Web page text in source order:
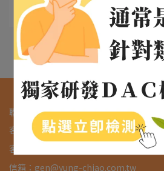
閱讀更多 ->
聯絡我們
客服專線：03-2739833 #9
客服時間：9:00-17:00
信箱：gen@yung-chiao.com.tw